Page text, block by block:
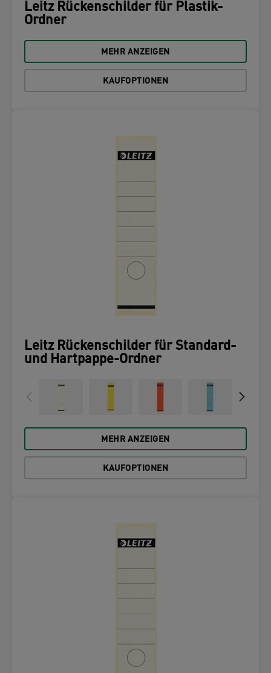
Leitz Rückenschilder für Plastik-
Ordner
MEHR ANZEIGEN
KAUFOPTIONEN
Leitz Rückenschilder für Standard-
und Hartpappe-Ordner
MEHR ANZEIGEN
KAUFOPTIONEN